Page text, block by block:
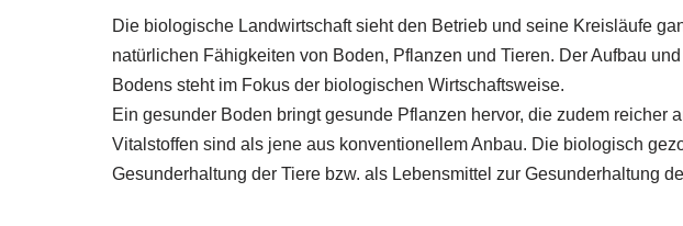
Die biologische Landwirtschaft sieht den Betrieb und seine Kreisläufe
natürlichen Fähigkeiten von Boden, Pflanzen und Tieren. Der Aufbau
Bodens steht im Fokus der biologischen Wirtschaftsweise.
Ein gesunder Boden bringt gesunde Pflanzen hervor, die zudem reicher
Vitalstoffen sind als jene aus konventionellem Anbau. Die biologisch
Gesunderhaltung der Tiere bzw. als Lebensmittel zur Gesunderhaltung